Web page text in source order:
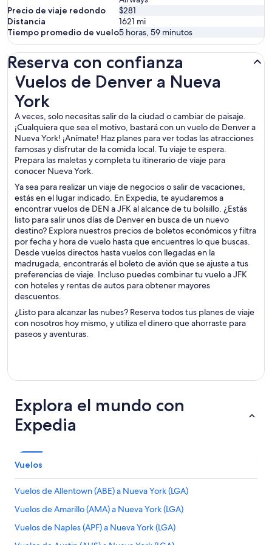
Precio de viaje redondo
$281
Distancia
1621 mi
Tiempo promedio de vuelo5 horas, 59 minutos
Reserva con confianza
Vuelos de Denver a Nueva
York
A veces, solo necesitas salir de la ciudad o cambiar de paisaje.
¡Cualquiera que sea el motivo, bastará con un vuelo de Denver a
Nueva York! ¡Anímate! Haz planes para ver todas las atracciones
famosas y disfrutar de la comida local. Tu viaje te espera.
Prepara las maletas y completa tu itinerario de viaje para
conocer Nueva York.
Ya sea para realizar un viaje de negocios o salir de vacaciones,
estás en el lugar indicado. En Expedia, te ayudaremos a
encontrar vuelos de DEN a JFK al alcance de tu bolsillo. ¿Estás
listo para salir unos días de Denver en busca de un nuevo
destino? Explora nuestros precios de boletos económicos y filtra
por fecha y hora de vuelo hasta que encuentres lo que buscas.
Desde vuelos directos hasta vuelos con llegadas en la
madrugada, encontrarás el boleto de avión que se ajuste a tus
preferencias de viaje. Incluso puedes combinar tu vuelo a JFK
con hoteles y rentas de autos para obtener mayores
descuentos.
¿Listo para alcanzar las nubes? Reserva todos tus planes de viaje
con nosotros hoy mismo, y utiliza el dinero que ahorraste para
paseos y aventuras.
Vuelos de Denver a Nueva York
Explora el mundo con
Expedia
Vuelos
Vuelos de Allentown (ABE) a Nueva York (LGA)
Vuelos de Amarillo (AMA) a Nueva York (LGA)
Vuelos de Naples (APF) a Nueva York (LGA)